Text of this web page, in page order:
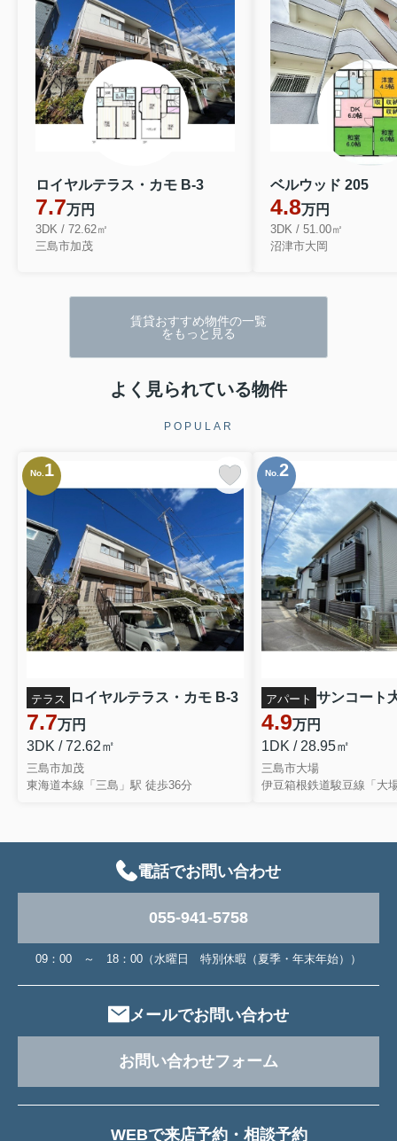
ロイヤルテラス・カモ B-3
7.7万円
3DK / 72.62㎡
三島市加茂
ベルウッド 205
4.8万円
3DK / 51.00㎡
沼津市大岡
賃貸おすすめ物件の一覧
をもっと見る
よく見られている物件
POPULAR
No.1
テラス ロイヤルテラス・カモ B-3
7.7万円
3DK / 72.62㎡
三島市加茂
東海道本線「三島」駅 徒歩36分
No.2
アパート サンコート
4.9万円
1DK / 28.95㎡
三島市大場
伊豆箱根鉄道駿豆線「大
電話でお問い合わせ
055-941-5758
09：00 ～ 18：00（水曜日 特別休暇（夏季・年末年始））
メールでお問い合わせ
お問い合わせフォーム
WEBで来店予約・相談予約